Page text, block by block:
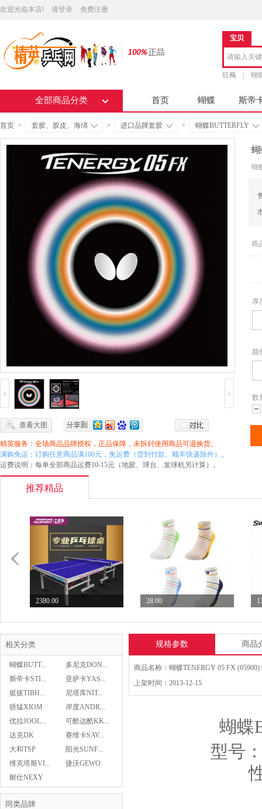
欢迎光临本店! 请登录 免费注册
宝贝
狂飚 蝴
全部商品分类 首页 蝴蝶 斯帝
首页 > 套胶、胶皮、海绵 > 进口品牌套胶 > 蝴蝶BUTTERFLY
蝴
商
厚
颜
数
查看大图
精英服务：全场商品品牌授权，正品保障，未拆封使用商品可退换货。
满购免运：订购任意商品满100元，免运费（货到付款、顺丰快递除外）。
运费说明：每单全部商品运费10-15元（地胶、球台、发球机另计算）。
推荐精品
2380.00
28.00
28.00
Butterfly蝴蝶乒...
相关分类
蝴蝶BUTT...
多尼克DON...
斯帝卡STI...
亚萨卡YAS...
挺拔TIBH...
尼塔库NIT...
骄猛XIOM
岸度ANDR...
优拉JOOL...
可酷达酷KK...
达克DK
赛维卡SAV...
大和TSP
阳光SUNF...
维克塔斯VI...
捷沃GEWO
耐仕NEXY
同类品牌
Butterfly蝴蝶乒...
规格参数 商品
上架时间：2013-12-15
蝴蝶
型号